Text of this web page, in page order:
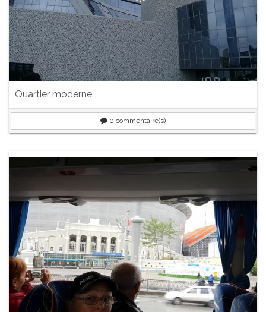
Quartier moderne
0 commentaire(s)